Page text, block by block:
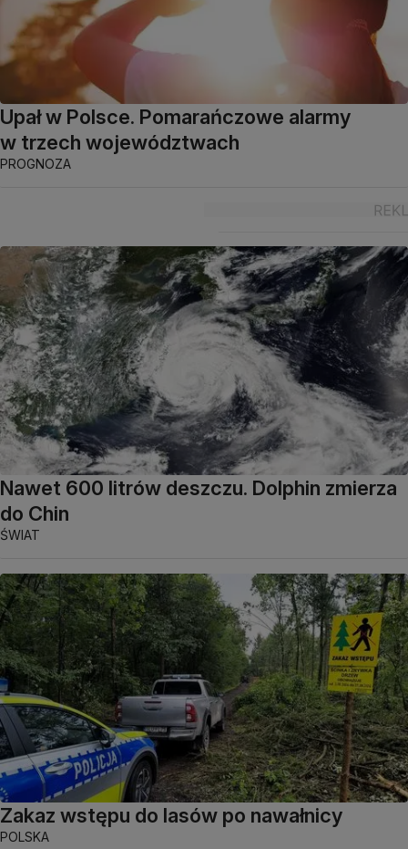
Upał w Polsce. Pomarańczowe alarmy
w trzech województwach
PROGNOZA
Nawet 600 litrów deszczu. Dolphin zmierza
do Chin
ŚWIAT
Zakaz wstępu do lasów po nawałnicy
POLSKA